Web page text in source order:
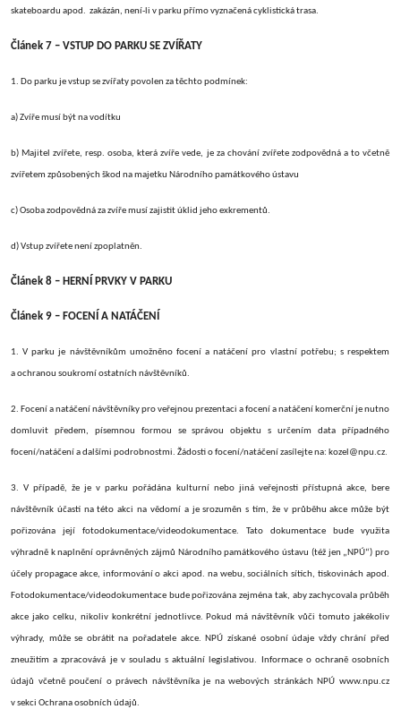
skateboardu apod. zakázán, není-li v parku přímo vyznačená cyklistická trasa.
Článek 7 – VSTUP DO PARKU SE ZVÍŘATY
1. Do parku je vstup se zvířaty povolen za těchto podmínek:
a) Zvíře musí být na vodítku
b) Majitel zvířete, resp. osoba, která zvíře vede, je za chování zvířete zodpovědná a to včetně
zvířetem způsobených škod na majetku Národního památkového ústavu
c) Osoba zodpovědná za zvíře musí zajistit úklid jeho exkrementů.
d) Vstup zvířete není zpoplatněn.
Článek 8 – HERNÍ PRVKY V PARKU
Článek 9 – FOCENÍ A NATÁČENÍ
1. V parku je návštěvníkům umožněno focení a natáčení pro vlastní potřebu; s respektem
a ochranou soukromí ostatních návštěvníků.
2. Focení a natáčení návštěvníky pro veřejnou prezentaci a focení a natáčení komerční je nutno
domluvit předem, písemnou formou se správou objektu s určením data případného
focení/natáčení a dalšími podrobnostmi. Žádosti o focení/natáčení zasílejte na: kozel@npu.cz.
3. V případě, že je v parku pořádána kulturní nebo jiná veřejnosti přístupná akce, bere
návštěvník účastí na této akci na vědomí a je srozuměn s tím, že v průběhu akce může být
pořizována její fotodokumentace/videodokumentace. Tato dokumentace bude využita
výhradně k naplnění oprávněných zájmů Národního památkového ústavu (též jen „NPÚ“) pro
účely propagace akce, informování o akci apod. na webu, sociálních sítích, tiskovinách apod.
Fotodokumentace/videodokumentace bude pořizována zejména tak, aby zachycovala průběh
akce jako celku, nikoliv konkrétní jednotlivce. Pokud má návštěvník vůči tomuto jakékoliv
výhrady, může se obrátit na pořadatele akce. NPÚ získané osobní údaje vždy chrání před
zneužitím a zpracovává je v souladu s aktuální legislativou. Informace o ochraně osobních
údajů včetně poučení o právech návštěvníka je na webových stránkách NPÚ www.npu.cz
v sekci Ochrana osobních údajů.